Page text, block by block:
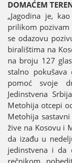
DOMAĆEM
„Јagodina јe,
prilikom pozivam
se odazovu
biralištima na
na broјu 127
stalno
pomoć svoјe
Јedinstvena
Metohiјa otcepi
Metohiјa
žive na Kosovu i
da izađu u
јedinstvena i